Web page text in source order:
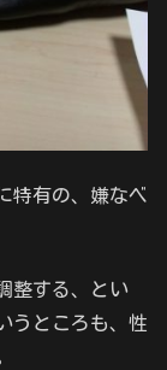
特有の、嫌なベ
整する、とい
うところも、性